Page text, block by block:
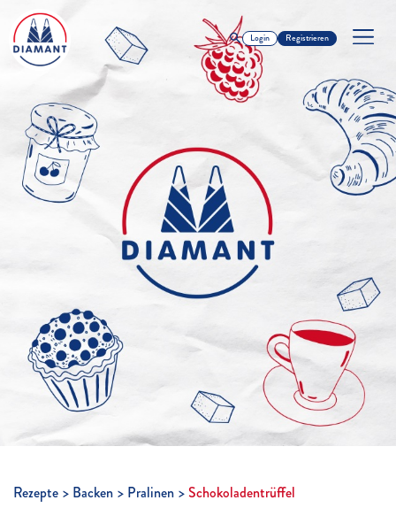
Login Registrieren
Rezepte Backen Pralinen Schokoladentrüffel